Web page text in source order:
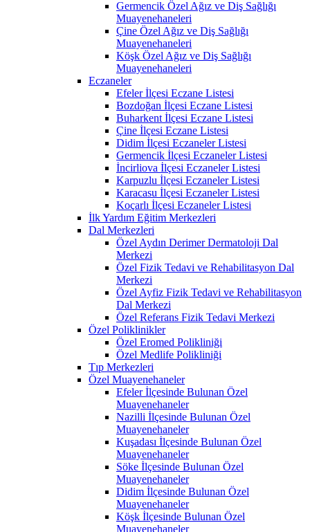
Germencik Özel Ağız ve Diş Sağlığı
Muayenehaneleri
Çine Özel Ağız ve Diş Sağlığı
Muayenehaneleri
Köşk Özel Ağız ve Diş Sağlığı
Muayenehaneleri
Eczaneler
Efeler İlçesi Eczane Listesi
Bozdoğan İlçesi Eczane Listesi
Buharkent İlçesi Eczane Listesi
Çine İlçesi Eczane Listesi
Didim İlçesi Eczaneler Listesi
Germencik İlçesi Eczaneler Listesi
İncirliova İlçesi Eczaneler Listesi
Karpuzlu İlçesi Eczaneler Listesi
Karacasu İlçesi Eczaneler Listesi
Koçarlı İlçesi Eczaneler Listesi
İlk Yardım Eğitim Merkezleri
Dal Merkezleri
Özel Aydın Derimer Dermatoloji Dal
Merkezi
Özel Fizik Tedavi ve Rehabilitasyon Dal
Merkezi
Özel Ayfiz Fizik Tedavi ve Rehabilitasyon
Dal Merkezi
Özel Referans Fizik Tedavi Merkezi
Özel Poliklinikler
Özel Eromed Polikliniği
Özel Medlife Polikliniği
Tıp Merkezleri
Özel Muayenehaneler
Efeler İlçesinde Bulunan Özel
Muayenehaneler
Nazilli İlçesinde Bulunan Özel
Muayenehaneler
Kuşadası İlçesinde Bulunan Özel
Muayenehaneler
Söke İlçesinde Bulunan Özel
Muayenehaneler
Didim İlçesinde Bulunan Özel
Muayenehaneler
Köşk İlçesinde Bulunan Özel
Muayenehaneler